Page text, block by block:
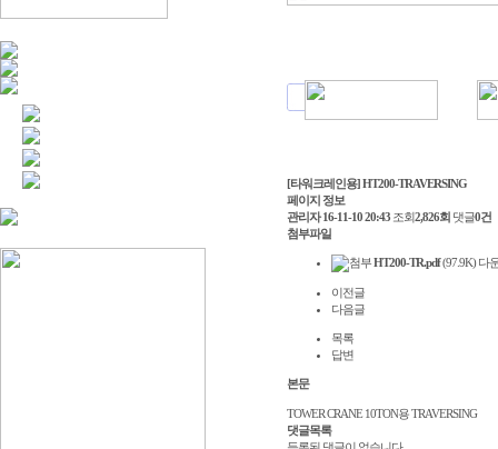
[타워크레인용] HT200-TRAVERSING
페이지 정보
관리자 16-11-10 20:43 조회2,826회 댓글0건
첨부파일
HT200-TR.pdf(97.9K)다
이전글
다음글
목록
답변
본문
TOWER CRANE 10TON용 TRAVERSING
댓글목록